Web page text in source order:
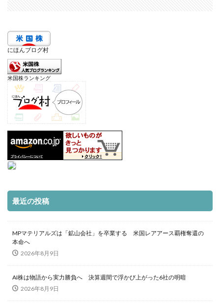
にほんブログ村
米国株ランキング
最近の投稿
MPマテリアルズは「鉱山会社」を卒業する 米国レアアース覇権奪還の
本命へ
2026年8月9日
AI株は物語から実力勝負へ 決算週間で浮かび上がった6社の明暗
2026年8月9日